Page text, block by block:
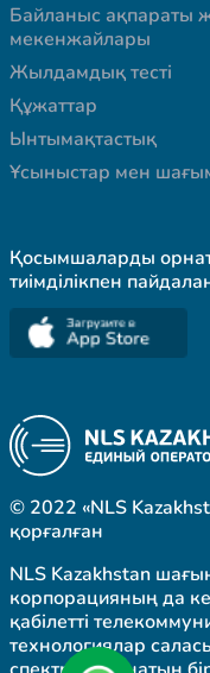
Байланыс ақпараты
мекенжайлары
Жылдамдық тесті
Құжаттар
Ынтымақтастық
Ұсыныстар мен
Қосымшаларды
тиімділікпен
© 2022 «NLS
қорғалған
NLS Kazakhstan
корпорацияның да
қабілетті
технологиялар